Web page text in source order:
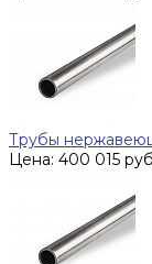
Трубы
Цена: 400 015